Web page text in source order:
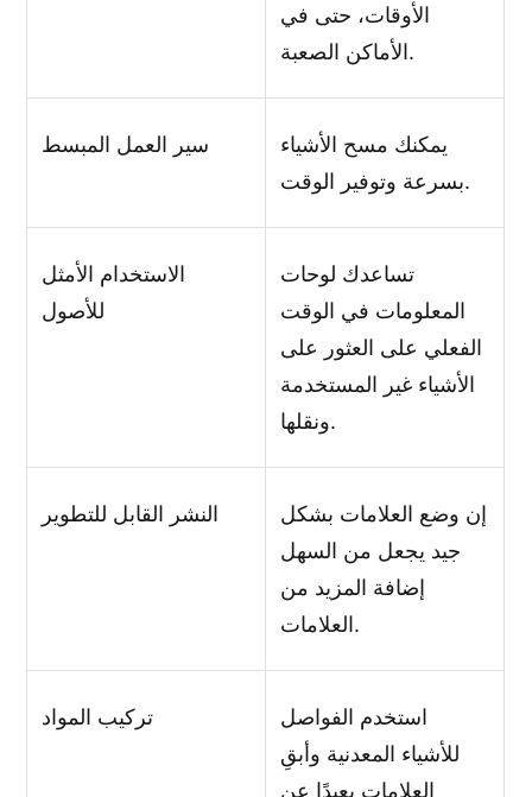
الأوقات، حتى في
الأماكن الصعبة.
سير العمل المبسط
يمكنك مسح الأشياء
بسرعة وتوفير الوقت.
الاستخدام الأمثل
للأصول
تساعدك لوحات
المعلومات في الوقت
الفعلي على العثور على
الأشياء غير المستخدمة
ونقلها.
النشر القابل للتطوير
إن وضع العلامات بشكل
جيد يجعل من السهل
إضافة المزيد من
العلامات.
تركيب المواد
استخدم الفواصل
للأشياء المعدنية وأبقِ
العلامات بعيدًا عن